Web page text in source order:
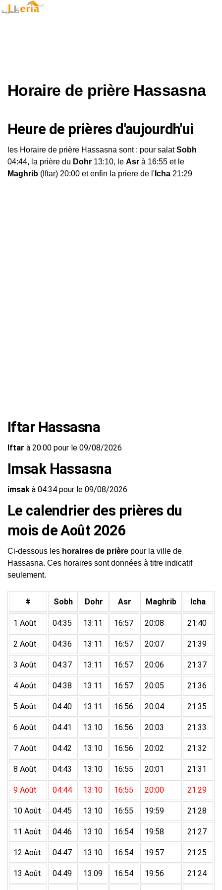
Horaire de prière Hassasna
Heure de prières d'aujourdh'ui
les Horaire de prière Hassasna sont : pour salatSobh
04:44, la prière du Dohr 13:10, le Asr à 16:55 et le
Maghrib (Iftar) 20:00 et enfin la priere de l' Icha 21:29
Iftar Hassasna
Iftar à 20:00 pour le 09/08/2026
Imsak Hassasna
imsak à 04:34 pour le 09/08/2026
Le calendrier des prières du
mois de Août 2026
Ci-dessous les horaires de prière pour la ville de
Hassasna. Ces horaires sont données à titre indicatif
seulement.
# Sobh Dohr Asr Maghrib Icha
1 Août 04:35 13:11 16:57 20:08 21:40
2 Août 04:36 13:11 16:57 20:07 21:39
3 Août 04:37 13:11 16:57 20:06 21:37
4 Août 04:38 13:11 16:57 20:05 21:36
5 Août 04:40 13:11 16:56 20:04 21:35
6 Août 04:41 13:10 16:56 20:03 21:33
7 Août 04:42 13:10 16:56 20:02 21:32
8 Août 04:43 13:10 16:55 20:01 21:31
9 Août 04:44 13:10 16:55 20:00 21:29
10 Août 04:45 13:10 16:55 19:59 21:28
11 Août 04:46 13:10 16:54 19:58 21:27
12 Août 04:47 13:10 16:54 19:57 21:25
13 Août 04:49 13:09 16:54 19:56 21:24